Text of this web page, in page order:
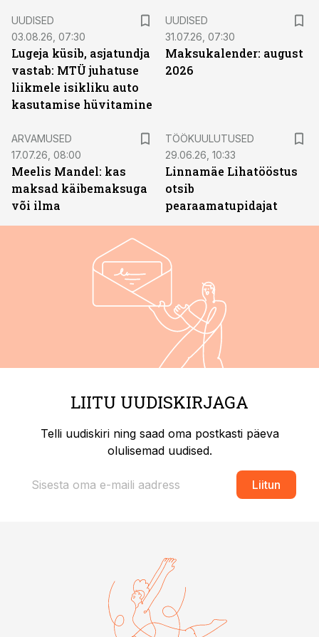
UUDISED
03.08.26, 07:30
Lugeja küsib, asjatundja
vastab: MTÜ juhatuse
liikmele isikliku auto
kasutamise hüvitamine
UUDISED
31.07.26, 07:30
Maksukalender: august
2026
ARVAMUSED
17.07.26, 08:00
Meelis Mandel: kas
maksad käibemaksuga
või ilma
TÖÖKUULUTUSED
29.06.26, 10:33
Linnamäe Lihatööstus
otsib
pearaamatupidajat
LIITU UUDISKIRJAGA
Telli uudiskiri ning saad oma postkasti päeva
olulisemad uudised.
Liitun